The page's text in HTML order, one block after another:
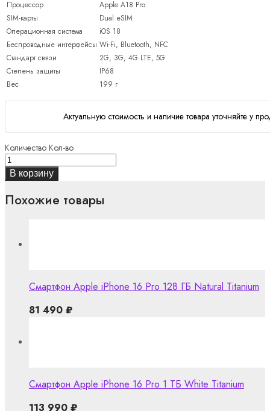
Процессор
Apple A18 Pro
SIM-карты
Dual еSIM
Операционная система
iOS 18
Беспроводные интерфейсы Wi-Fi, Bluetooth, NFC
Стандарт связи
2G, 3G, 4G LTE, 5G
Степень защиты
IP68
Вес
199 г
Актуальную стоимость и наличие товара уточняйте у
Количество Кол-во
В корзину
Похожие товары
Смартфон Apple iPhone 16 Pro 128 ГБ Natural Titanium
81 490 ₽
Смартфон Apple iPhone 16 Pro 1 ТБ White Titanium
113 990 ₽